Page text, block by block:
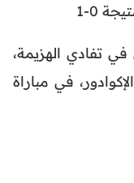
0-1
تفادي الهزيمة،
قاتلاً (1-1) أمام الإكوادور، في مباراة